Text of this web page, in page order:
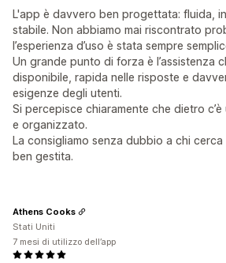
L'app è davvero ben progettata: fluida,
stabile. Non abbiamo mai riscontrato
l’esperienza d’uso è stata sempre
Un grande punto di forza è l’assistenza
disponibile, rapida nelle risposte e
esigenze degli utenti.
Si percepisce chiaramente che dietro
e organizzato.
La consigliamo senza dubbio a chi cerca
ben gestita.
Athens Cooks
Stati Uniti
7 mesi di utilizzo dell’app